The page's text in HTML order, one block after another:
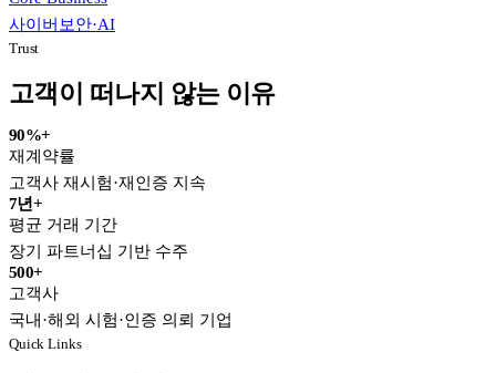
사이버보안·AI
Trust
고객이 떠나지 않는 이유
90%+
재계약률
고객사 재시험·재인증 지속
7년+
평균 거래 기간
장기 파트너십 기반 수주
500+
고객사
국내·해외 시험·인증 의뢰 기업
Quick Links